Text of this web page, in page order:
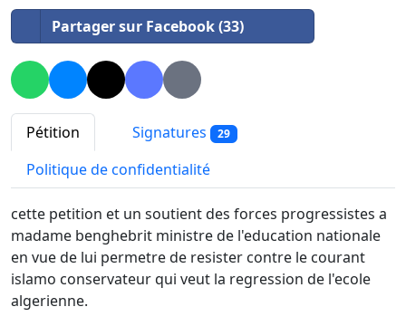
Partager sur Facebook (33)
Pétition Signatures 29
Politique de confidentialité
cette petition et un soutient des forces progressistes a
madame benghebrit ministre de l'education nationale
en vue de lui permetre de resister contre le courant
islamo conservateur qui veut la regression de l'ecole
algerienne.